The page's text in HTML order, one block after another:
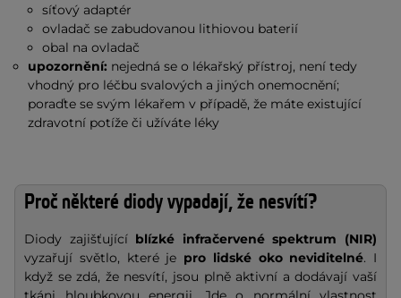
síťový adaptér
ovladač se zabudovanou lithiovou baterií
obal na ovladač
upozornění: nejedná se o lékařský přístroj, není tedy
vhodný pro léčbu svalových a jiných onemocnění;
poraďte se svým lékařem v případě, že máte existující
zdravotní potíže či užíváte léky
Proč některé diody vypadají, že nesvítí?
Diody zajišťující blízké infračervené spektrum (NIR)
vyzařují světlo, které je pro lidské oko neviditelné. I
když se zdá, že nesvítí, jsou plně aktivní a dodávají vaší